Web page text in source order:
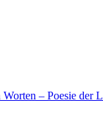
– Poesie der